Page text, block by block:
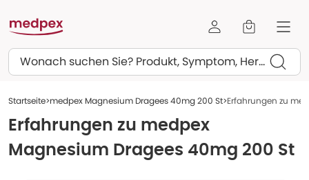
Suchen
Startseite medpex Magnesium Dragees 40mg 200 St Erfahrungen zu
Erfahrungen zu medpex
Magnesium Dragees 40mg 200 St